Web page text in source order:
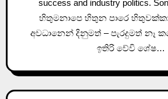
success and industry politics.
හිතුමනාපෙ හිතුන පාරෙ
අවධානෙන් දිනුමත් – පැරදුමත් නෑ
ඉතිරි වේවි ශේෂ…